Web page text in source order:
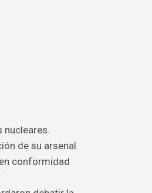
nucleares.
de su arsenal
conformidad